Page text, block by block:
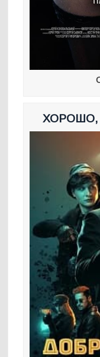
ХОРОШО,